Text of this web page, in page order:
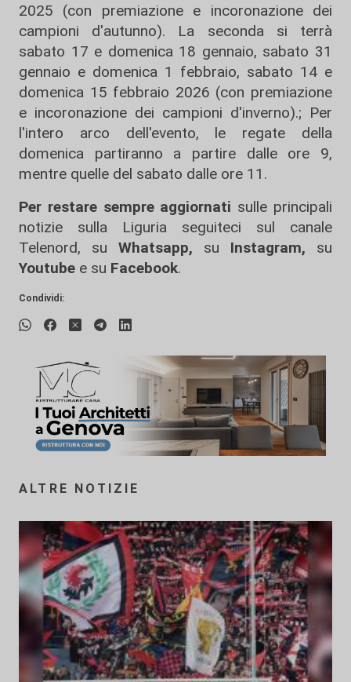
2025 (con premiazione e incoronazione dei
campioni d'autunno). La seconda si terrà
sabato 17 e domenica 18 gennaio, sabato 31
gennaio e domenica 1 febbraio, sabato 14 e
domenica 15 febbraio 2026 (con premiazione
e incoronazione dei campioni d'inverno).; Per
l'intero arco dell'evento, le regate della
domenica partiranno a partire dalle ore 9,
mentre quelle del sabato dalle ore 11.
Per restare sempre aggiornati sulle principali
notizie sulla Liguria seguiteci sul canale
Telenord, su
Whatsapp, su Instagram, su
Youtube e su Facebook.
Condividi:
ALTRE NOTIZIE